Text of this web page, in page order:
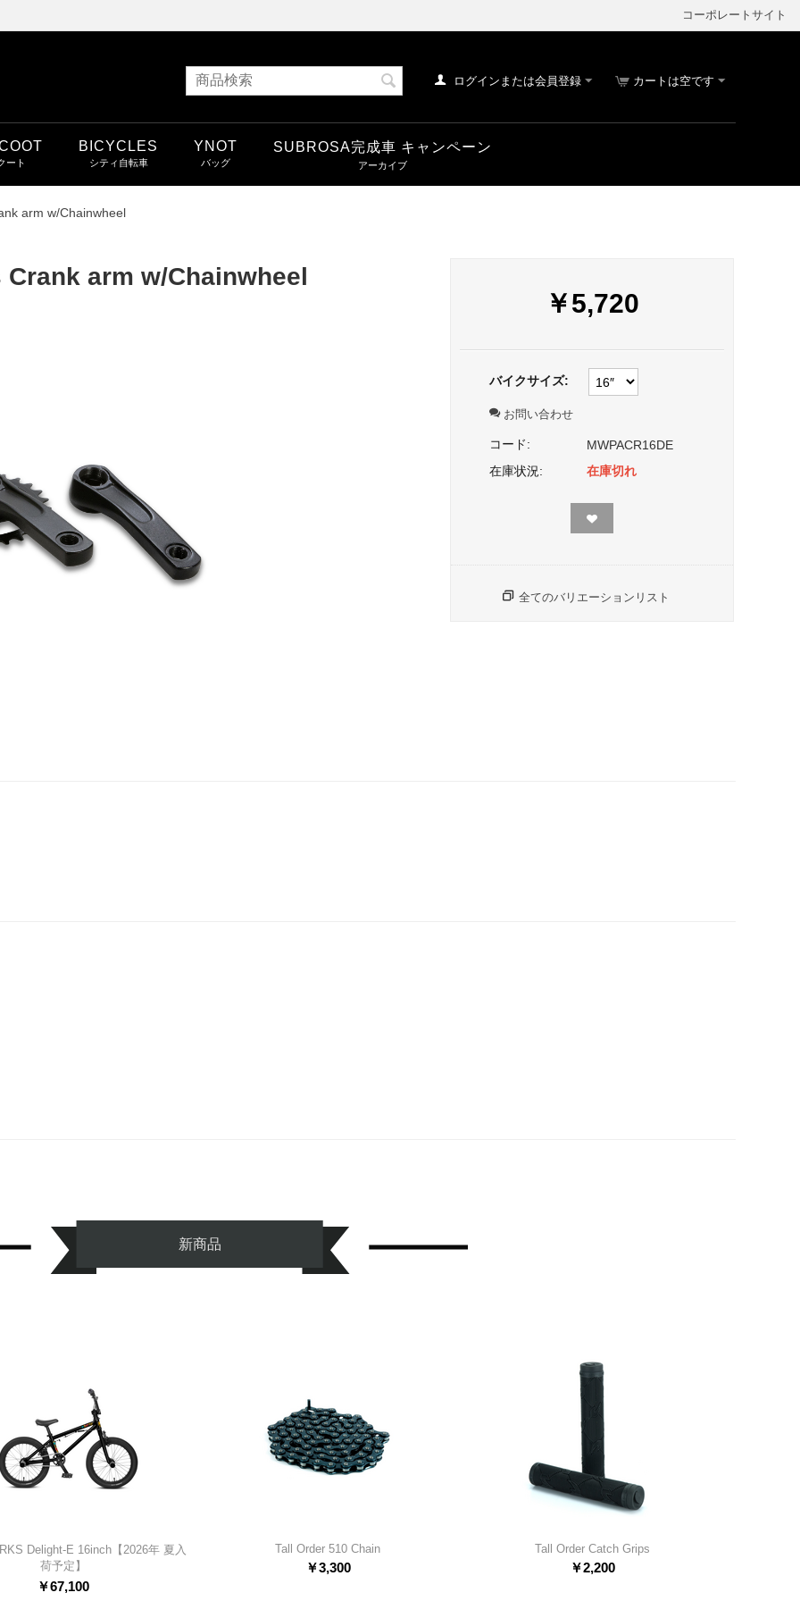
コーポレートサイト
カートは空です
ログインまたは会員登録
BICYCLES YNOT SUBROSA完成車 キャンペーン
arm w/Chainwheel
Crank arm w/Chainwheel
￥5,720
バイクサイズ:
お問い合わせ
コード:
MWPACR16DE
在庫状況:
在庫切れ
全てのバリエーションリスト
新商品
Delight-E 16inch【2026年 夏入
荷予定】
￥67,100
Tall Order 510 Chain
￥3,300
Tall Order Catch Grips
￥2,200